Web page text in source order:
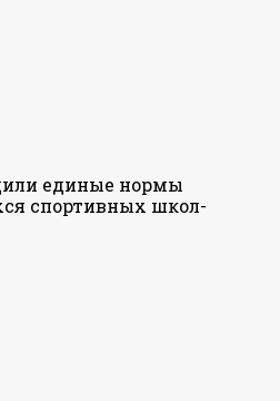
единые нормы
спортивных школ-